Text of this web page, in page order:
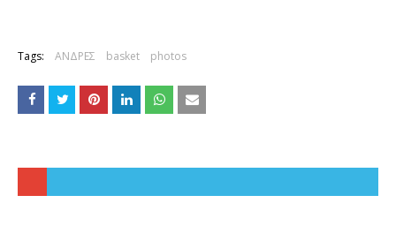
Tags: ΑΝΔΡΕΣ basket photos